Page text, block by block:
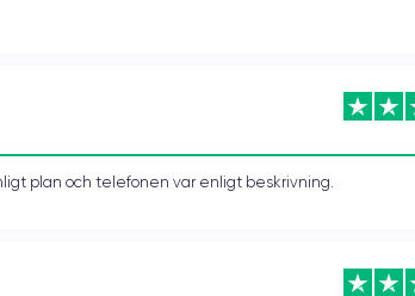
plan och telefonen var enligt beskrivning.